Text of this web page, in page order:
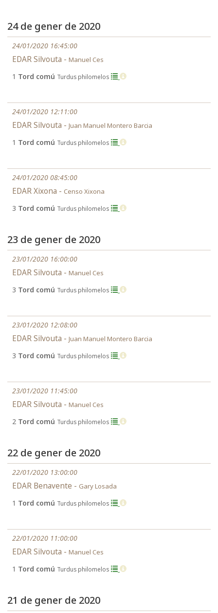
24 de gener de 2020
24/01/2020 16:45:00
EDAR Silvouta - Manuel Ces
1 Tord comú Turdus philomelos
24/01/2020 12:11:00
EDAR Silvouta - Juan Manuel Montero Barcia
1 Tord comú Turdus philomelos
24/01/2020 08:45:00
EDAR Xixona - Censo Xixona
3 Tord comú Turdus philomelos
23 de gener de 2020
23/01/2020 16:00:00
EDAR Silvouta - Manuel Ces
3 Tord comú Turdus philomelos
23/01/2020 12:08:00
EDAR Silvouta - Juan Manuel Montero Barcia
3 Tord comú Turdus philomelos
23/01/2020 11:45:00
EDAR Silvouta - Manuel Ces
2 Tord comú Turdus philomelos
22 de gener de 2020
22/01/2020 13:00:00
EDAR Benavente - Gary Losada
1 Tord comú Turdus philomelos
22/01/2020 11:00:00
EDAR Silvouta - Manuel Ces
1 Tord comú Turdus philomelos
21 de gener de 2020